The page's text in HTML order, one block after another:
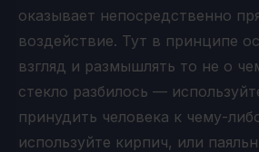
оказывает непосредственно
воздействие. Тут в принципе
взгляд и размышлять то не о
стекло разбилось —
принудить человека к чему-
используйте кирпич, или